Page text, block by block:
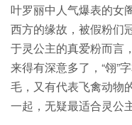
叶罗丽中人气爆表的女
西方的缘故，被假粉们
于灵公主的真爱粉而言
来得有深意多了，“翎”
毛，又有代表飞禽动物
一起，无疑最适合灵公